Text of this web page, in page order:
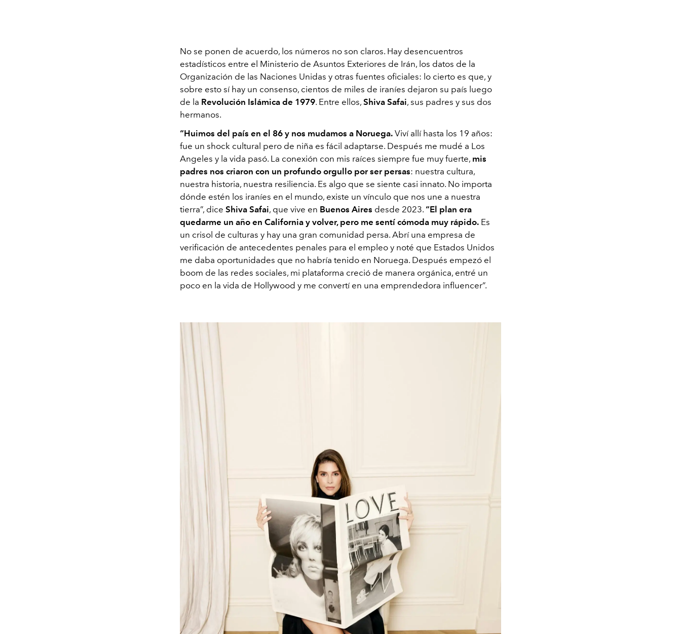
No se ponen de acuerdo, los números no son claros. Hay desencuentros
estadísticos entre el Ministerio de Asuntos Exteriores de Irán, los datos de la
Organización de las Naciones Unidas y otras fuentes oficiales: lo cierto es que, y
sobre esto sí hay un consenso, cientos de miles de iraníes dejaron su país luego
de la Revolución Islámica de 1979. Entre ellos, Shiva Safai, sus padres y sus dos
hermanos.
“Huimos del país en el 86 y nos mudamos a Noruega. Viví allí hasta los 19 años:
fue un shock cultural pero de niña es fácil adaptarse. Después me mudé a Los
Angeles y la vida pasó. La conexión con mis raíces siempre fue muy fuerte, mis
padres nos criaron con un profundo orgullo por ser persas: nuestra cultura,
nuestra historia, nuestra resiliencia. Es algo que se siente casi innato. No importa
dónde estén los iraníes en el mundo, existe un vínculo que nos une a nuestra
tierra”, dice Shiva Safai, que vive en Buenos Aires desde 2023. “El plan era
quedarme un año en California y volver, pero me sentí cómoda muy rápido. Es
un crisol de culturas y hay una gran comunidad persa. Abrí una empresa de
verificación de antecedentes penales para el empleo y noté que Estados Unidos
me daba oportunidades que no habría tenido en Noruega. Después empezó el
boom de las redes sociales, mi plataforma creció de manera orgánica, entré un
poco en la vida de Hollywood y me convertí en una emprendedora influencer”.